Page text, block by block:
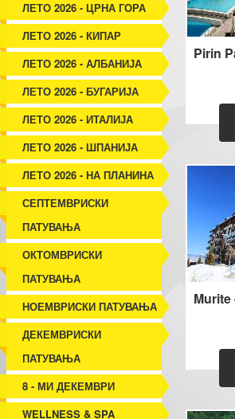
ЛЕТО 2026 - ЦРНА ГОРА
ЛЕТО 2026 - КИПАР
ЛЕТО 2026 - АЛБАНИЈА
ЛЕТО 2026 - БУГАРИЈА
ЛЕТО 2026 - ИТАЛИЈА
ЛЕТО 2026 - ШПАНИЈА
ЛЕТО 2026 - НА ПЛАНИНА
СЕПТЕМВРИСКИ
ПАТУВАЊА
ОКТОМВРИСКИ
ПАТУВАЊА
НОЕМВРИСКИ ПАТУВАЊА
ДЕКЕМВРИСКИ
ПАТУВАЊА
8 - МИ ДЕКЕМВРИ
WELLNESS & SPA
Pirin
Murite